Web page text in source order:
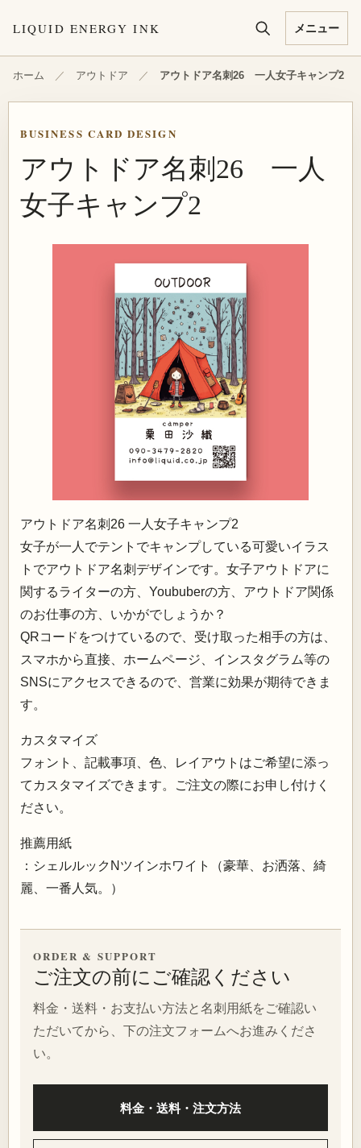
LIQUID ENERGY INK メニュー
ホーム ／ アウトドア ／ アウトドア名刺26 一人女子キャンプ2
BUSINESS CARD DESIGN
アウトドア名刺26 一人
女子キャンプ2
アウトドア名刺26 一人女子キャンプ2
女子が一人でテントでキャンプしている可愛いイラス
トでアウトドア名刺デザインです。女子アウトドアに
関するライターの方、Yoububerの方、アウトドア関係
のお仕事の方、いかがでしょうか？
QRコードをつけているので、受け取った相手の方は、
スマホから直接、ホームページ、インスタグラム等の
SNSにアクセスできるので、営業に効果が期待できま
す。
カスタマイズ
フォント、記載事項、色、レイアウトはご希望に添っ
てカスタマイズできます。ご注文の際にお申し付けく
ださい。
推薦用紙
：シェルルックNツインホワイト（豪華、お洒落、綺
麗、一番人気。）
ORDER & SUPPORT
ご注文の前にご確認ください
料金・送料・お支払い方法と名刺用紙をご確認い
ただいてから、下の注文フォームへお進みくださ
い。
料金・送料・注文方法